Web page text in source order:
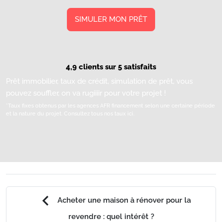
SIMULER MON PRÊT
4,9 clients sur 5 satisfaits
Prêt immobilier, taux de crédit, simulation de prêt, vous
pouvez souffler, on va rugiiiir pour votre projet !
*Taux fixes obtenus par les agences AFR financement selon une certaine période
et la nature du projet.
Consultez tous nos taux ici.
chevron_left
Acheter une maison à rénover pour la
revendre : quel intérêt ?